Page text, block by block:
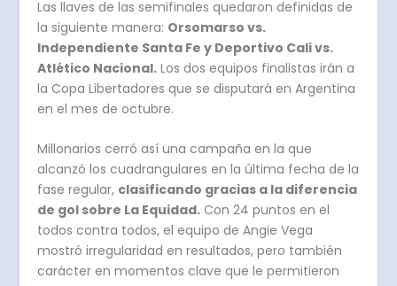
Las llaves de las semifinales quedaron definidas de
la siguiente manera: Orsomarso vs.
Independiente Santa Fe y Deportivo Cali vs.
Atlético Nacional. Los dos equipos finalistas irán a
la Copa Libertadores que se disputará en Argentina
en el mes de octubre.
Millonarios cerró así una campaña en la que
alcanzó los cuadrangulares en la última fecha de la
fase regular, clasificando gracias a la diferencia
de gol sobre La Equidad. Con 24 puntos en el
todos contra todos, el equipo de Angie Vega
mostró irregularidad en resultados, pero también
carácter en momentos clave que le permitieron